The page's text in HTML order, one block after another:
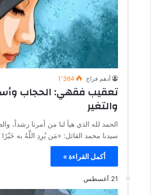
أدهم فراج 1٬364
تعقيب فقهي: الحجاب
والتغير
الحمد لله الذي هيأ لنا من أمرنا رشداً،
سيدنا محمد القائل: «مَن يُرِدِ اللَّهُ به
أكمل القراءة »
21 أغسطس